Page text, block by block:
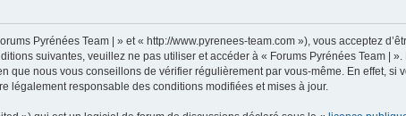
Pyrénées Team | » et « http://www.pyrenees-team.com »), vous acceptez
suivantes, veuillez ne pas utiliser et accéder à « Forums Pyrénées Team |
nous vous conseillons de vérifier régulièrement par vous-même. En effet, si
légalement responsable des conditions modifiées et mises à jour.